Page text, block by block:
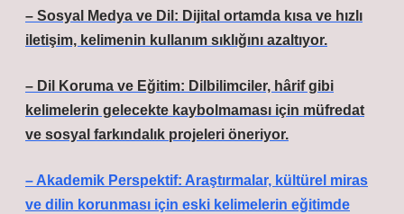
– Sosyal Medya ve Dil: Dijital ortamda kısa ve hızlı
iletişim, kelimenin kullanım sıklığını azaltıyor.
– Dil Koruma ve Eğitim: Dilbilimciler, hârif gibi
kelimelerin gelecekte kaybolmaması için müfredat
ve sosyal farkındalık projeleri öneriyor.
– Akademik Perspektif: Araştırmalar, kültürel miras
ve dilin korunması için eski kelimelerin eğitimde